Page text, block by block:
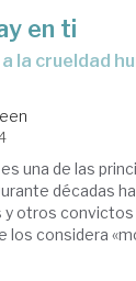
en ti
una de las
décadas
y otros
los considera